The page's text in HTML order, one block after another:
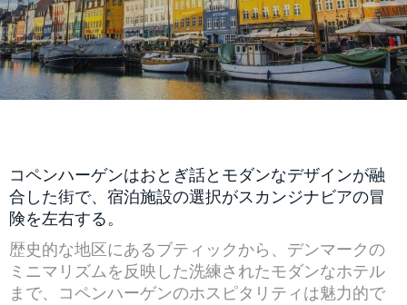
コペンハーゲンはおとぎ話とモダンなデザインが融
合した街で、宿泊施設の選択がスカンジナビアの冒
険を左右する。
歴史的な地区にあるブティックから、デンマークの
ミニマリズムを反映した洗練されたモダンなホテル
まで、コペンハーゲンのホスピタリティは魅力的で